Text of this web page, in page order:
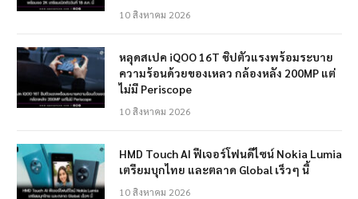
10 สิงหาคม 2026
หลุดสเปค iQOO 16T ชิปตัวแรงพร้อมระบาย
ความร้อนด้วยของเหลว กล้องหลัง 200MP แต่
ไม่มี Periscope
10 สิงหาคม 2026
HMD Touch AI ฟีเจอร์โฟนดีไซน์ Nokia Lumia
เตรียมบุกไทย และตลาด Global เร็วๆ นี้
10 สิงหาคม 2026